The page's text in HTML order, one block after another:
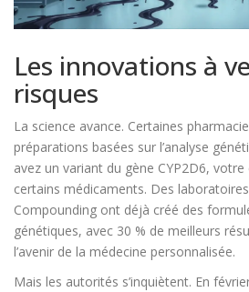
Les innovations à
risques
La science avance. Certaines
préparations basées sur l’analyse
avez un variant du gène CYP2D6,
certains médicaments. Des
Compounding ont déjà créé des
génétiques, avec 30 % de meilleurs
l’avenir de la médecine personnalisée.
Mais les autorités s’inquiètent. En